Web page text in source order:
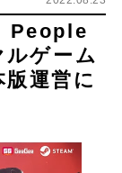
People
ゲーム
運営に